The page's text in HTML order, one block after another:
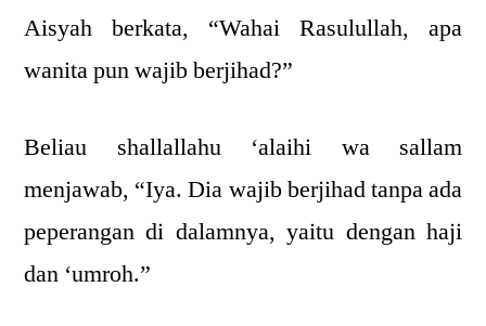
Aisyah berkata, “Wahai Rasulullah, apa
wanita pun wajib berjihad?”
Beliau shallallahu ‘alaihi wa sallam
menjawab, “Iya. Dia wajib berjihad tanpa ada
peperangan di dalamnya, yaitu dengan haji
dan ‘umroh.”